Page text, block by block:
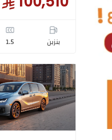
بنزبن 1.5